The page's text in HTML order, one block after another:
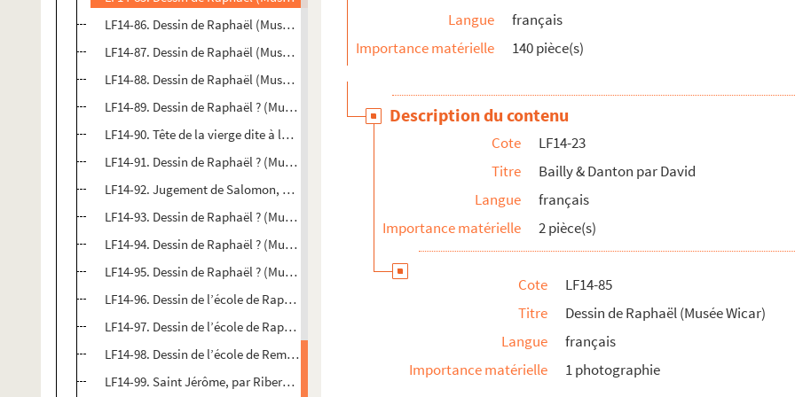
LF14-86. Dessin de Raphaël (Musée Wicar)
LF14-87. Dessin de Raphaël (Musée Wicar)
LF14-88. Dessin de Raphaël (Musée Wicar)
LF14-89. Dessin de Raphaël ? (Musée Wicar)
LF14-90. Tête de la vierge dite à la perle, dessin de Raphaël (Musée Wicar)
LF14-91. Dessin de Raphaël ? (Musée Wicar)
LF14-92. Jugement de Salomon, dessin de Raphaël ? (Musée Wicar)
LF14-93. Dessin de Raphaël ? (Musée Wicar)
LF14-94. Dessin de Raphaël ? (Musée Wicar)
LF14-95. Dessin de Raphaël ? (Musée Wicar)
LF14-96. Dessin de l’école de Raphaël (Musée Wicar)
LF14-97. Dessin de l’école de Raphaël (Musée Wicar)
LF14-98. Dessin de l’école de Rembrandt (Musée Wicar)
LF14-99. Saint Jérôme, par Ribera (Musée de Lille)
Langue
français
Importance matérielle
140 pièce(s)
Description du contenu
Cote
LF14-23
Titre
Bailly & Danton par David
Langue
français
Importance matérielle
2 pièce(s)
Cote
LF14-85
Titre
Dessin de Raphaël (Musée Wicar)
Langue
français
Importance matérielle
1 photographie